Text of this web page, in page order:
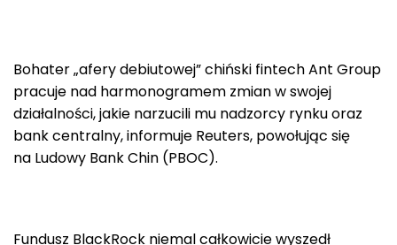
Bohater „afery debiutowej” chiński fintech Ant Group
pracuje nad harmonogramem zmian w swojej
działalności, jakie narzucili mu nadzorcy rynku oraz
bank centralny, informuje Reuters, powołując się
na Ludowy Bank Chin (PBOC).
Fundusz BlackRock niemal całkowicie wyszedł